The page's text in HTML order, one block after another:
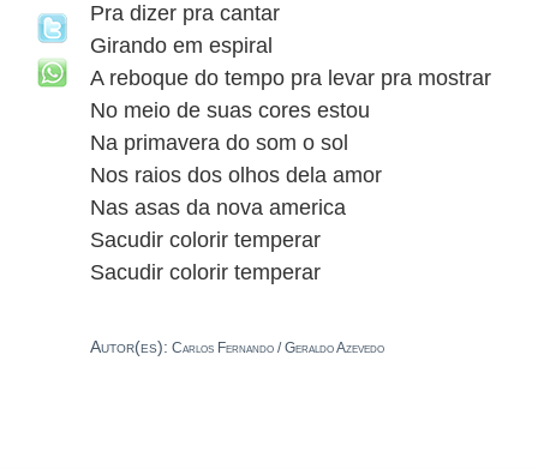
Pra dizer pra cantar
Girando em espiral
A reboque do tempo pra levar pra mostrar
No meio de suas cores estou
Na primavera do som o sol
Nos raios dos olhos dela amor
Nas asas da nova america
Sacudir colorir temperar
Sacudir colorir temperar
Autor(es): Carlos Fernando / Geraldo Azevedo